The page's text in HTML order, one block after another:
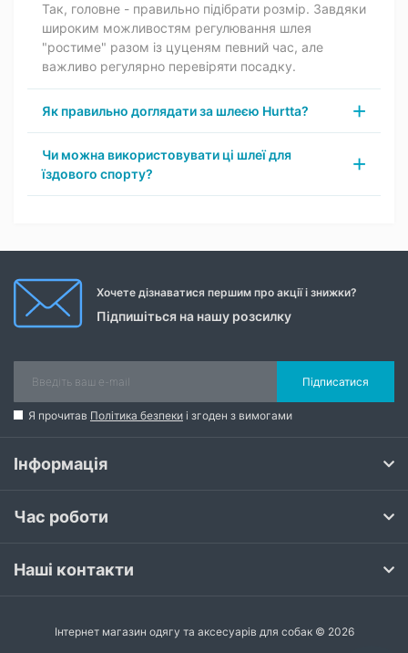
Так, головне - правильно підібрати розмір. Завдяки
широким можливостям регулювання шлея
"ростиме" разом із цуценям певний час, але
важливо регулярно перевіряти посадку.
Як правильно доглядати за шлеєю Hurtta?
Чи можна використовувати ці шлеї для
їздового спорту?
Хочете дізнаватися першим про акції і знижки?
Підпишіться на нашу розсилку
Підписатися
Я прочитав Політика безпеки і згоден з вимогами
Інформація
Час роботи
Наші контакти
Інтернет магазин одягу та аксесуарів для собак © 2026